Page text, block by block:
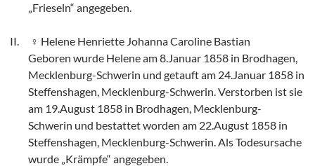
„Frieseln“ angegeben.
Helene Henriette Johanna Caroline Bastian
Geboren wurde Helene am 8.Januar 1858 in Brodhagen,
Mecklenburg-Schwerin und getauft am 24.Januar 1858 in
Steffenshagen, Mecklenburg-Schwerin. Verstorben ist sie
am 19.August 1858 in Brodhagen, Mecklenburg-
Schwerin und bestattet worden am 22.August 1858 in
Steffenshagen, Mecklenburg-Schwerin. Als Todesursache
wurde „Krämpfe“ angegeben.